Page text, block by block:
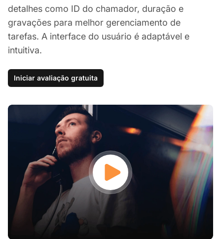
detalhes como ID do chamador, duração e
gravações para melhor gerenciamento de
tarefas. A interface do usuário é adaptável e
intuitiva.
Iniciar avaliação gratuita